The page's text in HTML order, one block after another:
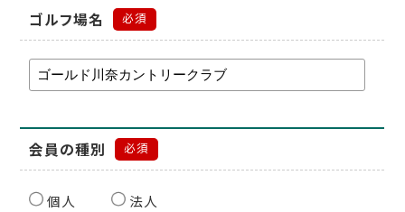
ゴルフ場名 必須
会員の種別 必須
個人 法人